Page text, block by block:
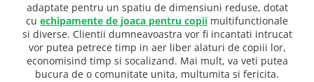
Echipament muzical
Animale din cauciuc
SPORT SI FITNESS
Skateboarding
adaptate pentru un spatiu de dimensiuni reduse, dotat
cu echipamente de joaca pentru copii multifunctionale
si diverse. Clientii dumneavoastra vor fi incantati intrucat
vor putea petrece timp in aer liber alaturi de copiii lor,
economisind timp si socalizand. Mai mult, va veti putea
bucura de o comunitate unita, multumita si fericita.